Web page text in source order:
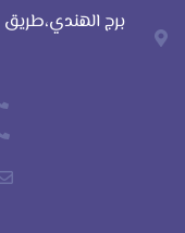
برج الهندي،طريق